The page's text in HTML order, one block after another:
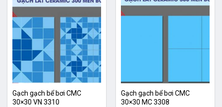
Gạch gạch bể bơi CMC
30×30 VN 3310
Gạch gạch bể bơi CMC
30×30 MC 3308